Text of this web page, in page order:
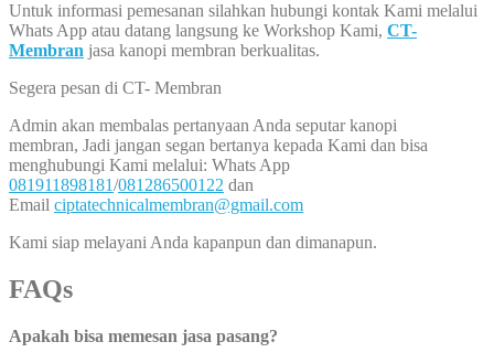
Untuk informasi pemesanan silahkan hubungi kontak Kami melalui
Whats App atau datang langsung ke Workshop Kami, CT-
Membran jasa kanopi membran berkualitas.
Segera pesan di CT- Membran
Admin akan membalas pertanyaan Anda seputar kanopi
membran, Jadi jangan segan bertanya kepada Kami dan bisa
menghubungi Kami melalui: Whats App
081911898181/081286500122 dan
Email ciptatechnicalmembran@gmail.com
Kami siap melayani Anda kapanpun dan dimanapun.
FAQs
Apakah bisa memesan jasa pasang?